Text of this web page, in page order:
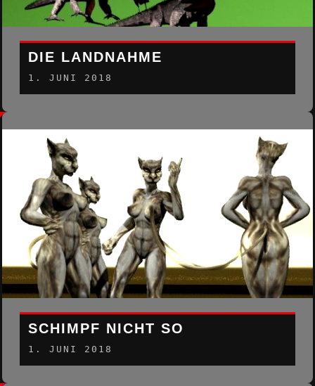
DIE LANDNAHME
1. JUNI 2018
SCHIMPF NICHT SO
1. JUNI 2018